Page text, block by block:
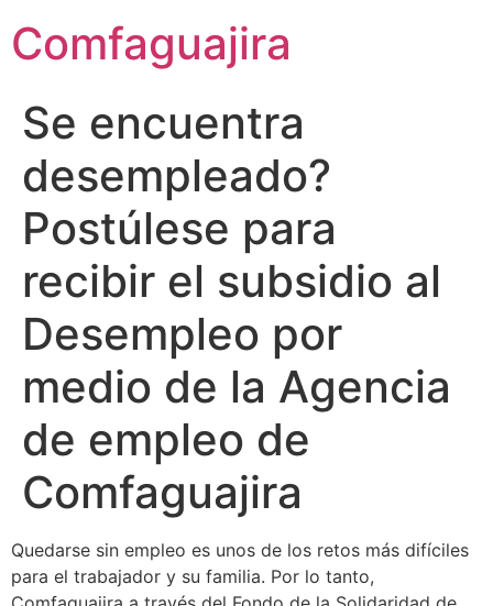
Comfaguajira
Se encuentra
desempleado?
Postúlese para
recibir el subsidio al
Desempleo por
medio de la Agencia
de empleo de
Comfaguajira
Quedarse sin empleo es unos de los retos más difíciles
para el trabajador y su familia. Por lo tanto,